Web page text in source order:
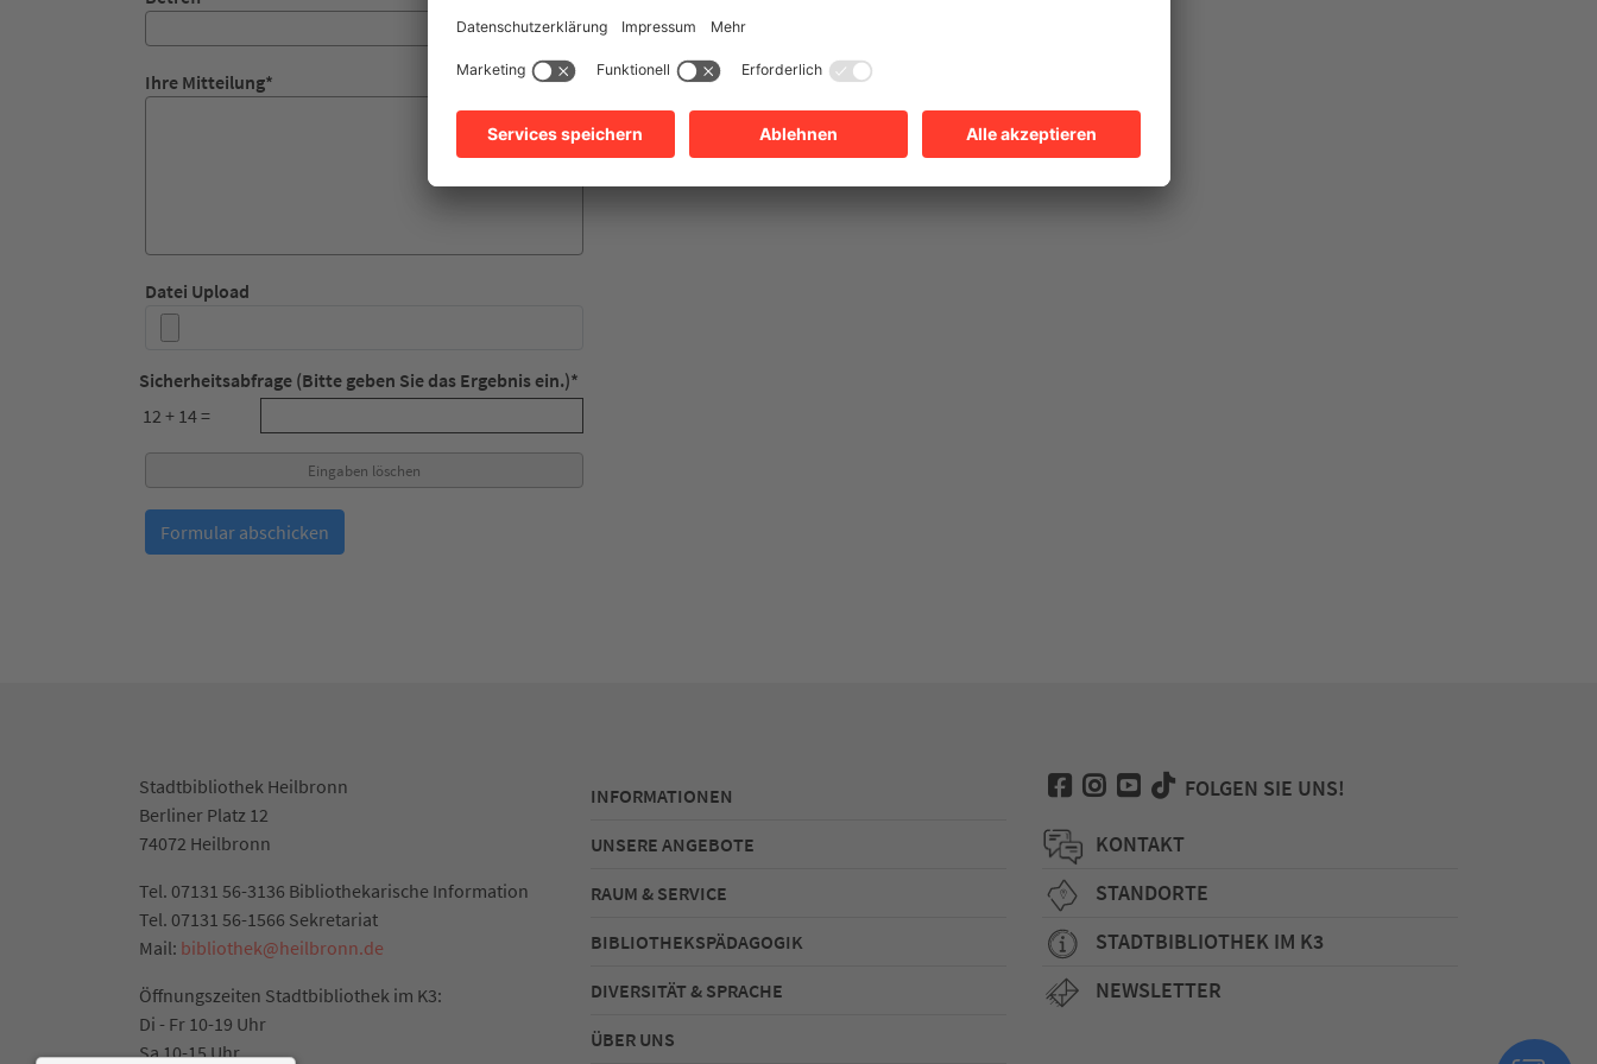
Ihre Mitteilung*
Datei Upload
Sicherheitsabfrage (Bitte geben Sie das Ergebnis ein.)*
12 + 14 =
Stadtbibliothek Heilbronn
Berliner Platz 12
74072 Heilbronn
Tel. 07131 56-3136 Bibliothekarische Information
Tel. 07131 56-1566 Sekretariat
Mail: bibliothek@heilbronn.de
Öffnungszeiten Stadtbibliothek im K3:
Di - Fr 10-19 Uhr
Sa 10-15 Uhr
INFORMATIONEN
UNSERE ANGEBOTE
RAUM & SERVICE
BIBLIOTHEKSPÄDAGOGIK
DIVERSITÄT & SPRACHE
ÜBER UNS
FOLGEN SIE UNS!
KONTAKT
STANDORTE
STADTBIBLIOTHEK IM K3
NEWSLETTER